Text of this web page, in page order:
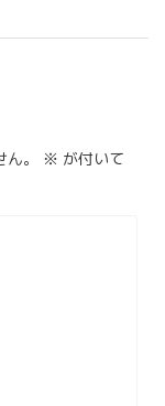
。 ※ が付いて